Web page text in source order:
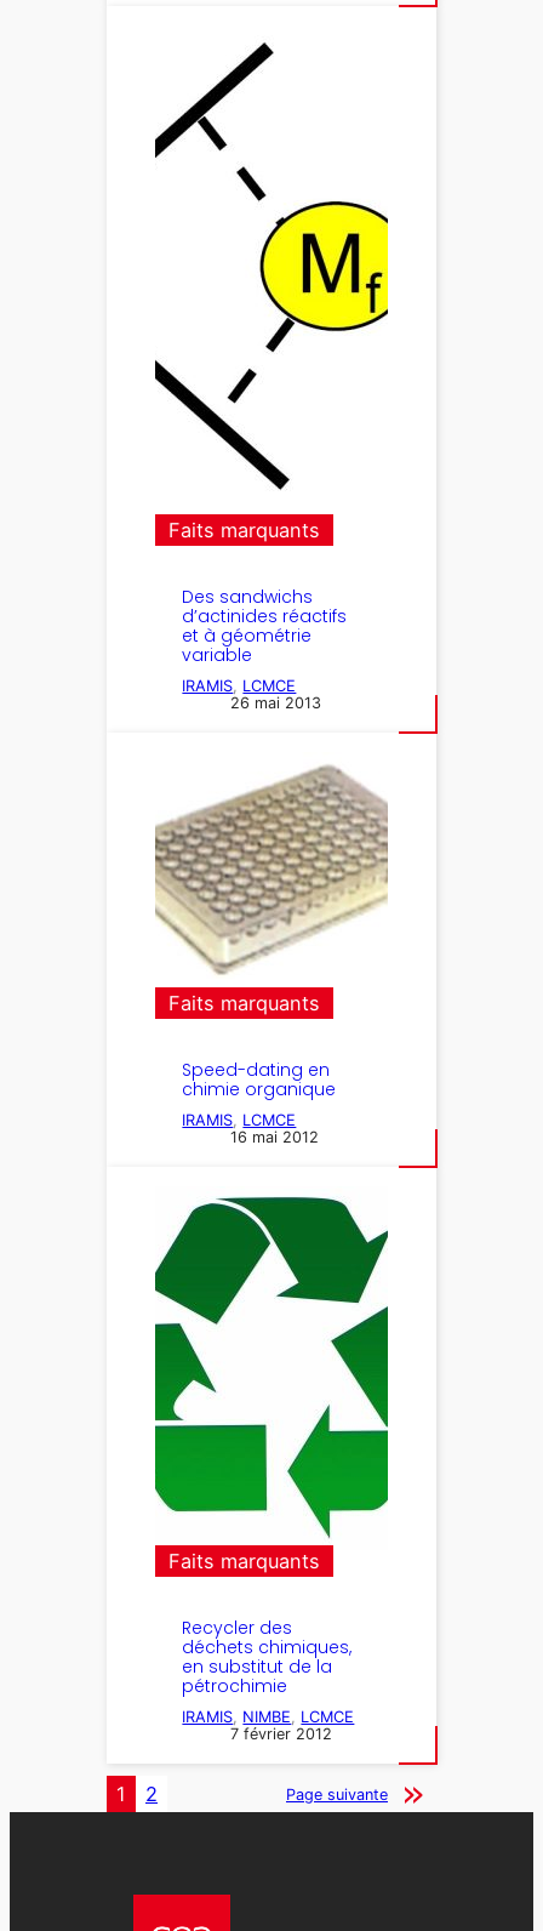
Faits marquants
Des sandwichs
d’actinides réactifs
et à géométrie
variable
IRAMIS LCMCE
26 mai 2013
Faits marquants
Speed-dating en
chimie organique
IRAMIS, LCMCE
16 mai 2012
Faits marquants
Recycler des
déchets chimiques,
en substitut de la
pétrochimie
IRAMIS, NIMBE, LCMCE
7 février 2012
1 2 Page suivante